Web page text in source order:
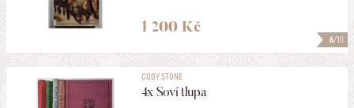
6/10
1 200 Kč
CODY STONE
4x Soví tlupa